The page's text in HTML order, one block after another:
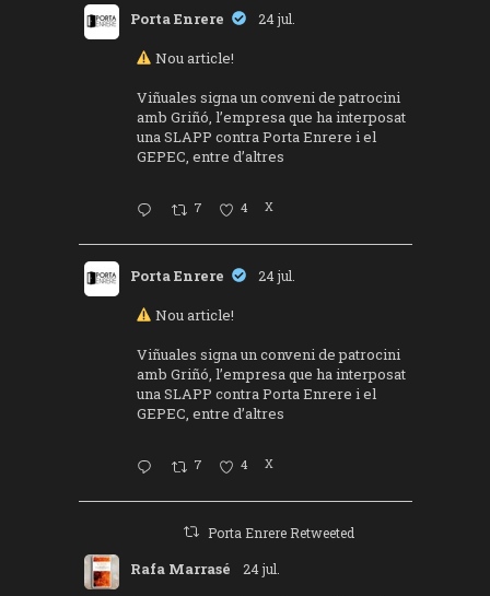
Porta Enrere 24 jul.
Nou article!
Viñuales signa un conveni de patrocini
amb Griñó, l’empresa que ha interposat
una SLAPP contra Porta Enrere i el
GEPEC, entre d’altres
7 4 X
Porta Enrere 24 jul.
Nou article!
Viñuales signa un conveni de patrocini
amb Griñó, l’empresa que ha interposat
una SLAPP contra Porta Enrere i el
GEPEC, entre d’altres
7 4 X
Porta Enrere Retweeted
Rafa Marrasé 24 jul.